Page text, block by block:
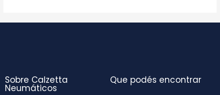
Sobre Calzetta
Neumáticos
Que podés encontrar